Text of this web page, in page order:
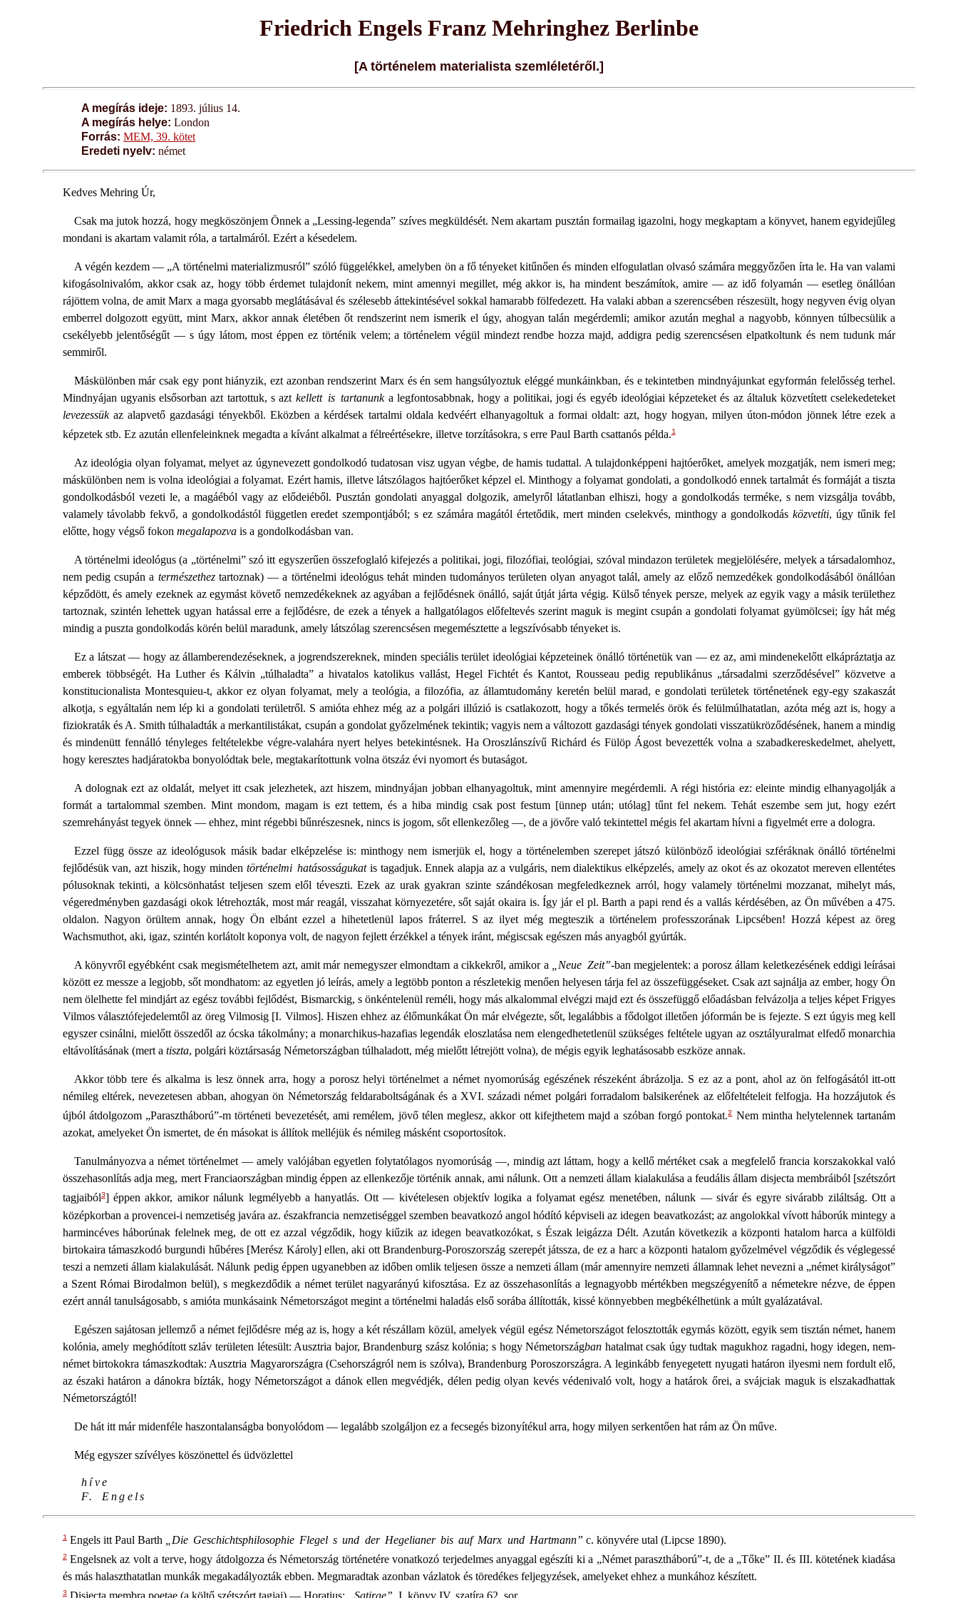
Friedrich Engels Franz Mehringhez Berlinbe
[A történelem materialista szemléletéről.]
A megírás ideje: 1893. július 14.
A megírás helye: London
Forrás: MEM, 39. kötet
Eredeti nyelv: német
Kedves Mehring Úr,
Csak ma jutok hozzá, hogy megköszönjem Önnek a „Lessing-legenda” szíves megküldését. Nem akartam pusztán formailag igazolni, hogy megkaptam a könyvet, hanem egyidejűleg
mondani is akartam valamit róla, a tartalmáról. Ezért a késedelem.
A végén kezdem — „A történelmi materializmusról” szóló függelékkel, amelyben ön a fő tényeket kitűnően és minden elfogulatlan olvasó számára meggyőzően írta le. Ha van valami
kifogásolnivalóm, akkor csak az, hogy több érdemet tulajdonít nekem, mint amennyi megillet, még akkor is, ha mindent beszámítok, amire — az idő folyamán — esetleg önállóan
rájöttem volna, de amit Marx a maga gyorsabb meglátásával és szélesebb áttekintésével sokkal hamarabb fölfedezett. Ha valaki abban a szerencsében részesült, hogy negyven évig olyan
emberrel dolgozott együtt, mint Marx, akkor annak életében őt rendszerint nem ismerik el úgy, ahogyan talán megérdemli; amikor azután meghal a nagyobb, könnyen túlbecsülik a
csekélyebb jelentőségűt — s úgy látom, most éppen ez történik velem; a történelem végül mindezt rendbe hozza majd, addigra pedig szerencsésen elpatkoltunk és nem tudunk már
semmiről.
Máskülönben már csak egy pont hiányzik, ezt azonban rendszerint Marx és én sem hangsúlyoztuk eléggé munkáinkban, és e tekintetben mindnyájunkat egyformán felelősség terhel.
Mindnyájan ugyanis elsősorban azt tartottuk, s azt kellett is tartanunka legfontosabbnak, hogy a politikai, jogi és egyéb ideológiai képzeteket és az általuk közvetített cselekedeteket
levezessükaz alapvető gazdasági tényekből. Eközben a kérdések tartalmi oldala kedvéért elhanyagoltuk a formai oldalt: azt, hogy hogyan, milyen úton-módon jönnek létre ezek a
képzetek stb. Ez azután ellenfeleinknek megadta a kívánt alkalmat a félreértésekre, illetve torzításokra, s erre Paul Barth csattanós példa.1
Az ideológia olyan folyamat, melyet az úgynevezett gondolkodó tudatosan visz ugyan végbe, de hamis tudattal. A tulajdonképpeni hajtóerőket, amelyek mozgatják, nem ismeri meg;
máskülönben nem is volna ideológiai a folyamat. Ezért hamis, illetve látszólagos hajtóerőket képzel el. Minthogy a folyamat gondolati, a gondolkodó ennek tartalmát és formáját a tiszta
gondolkodásból vezeti le, a magáéból vagy az elődeiéből. Pusztán gondolati anyaggal dolgozik, amelyről látatlanban elhiszi, hogy a gondolkodás terméke, s nem vizsgálja tovább,
valamely távolabb fekvő, a gondolkodástól független eredet szempontjából; s ez számára magától értetődik, mert minden cselekvés, minthogy a gondolkodás közvetíti, úgy tűnik fel
előtte, hogy végső fokon megalapozvais a gondolkodásban van.
A történelmi ideológus (a „történelmi” szó itt egyszerűen összefoglaló kifejezés a politikai, jogi, filozófiai, teológiai, szóval mindazon területek megjelölésére, melyek a társadalomhoz,
nem pedig csupán a természetheztartoznak) — a történelmi ideológus tehát minden tudományos területen olyan anyagot talál, amely az előző nemzedékek gondolkodásából önállóan
képződött, és amely ezeknek az egymást követő nemzedékeknek az agyában a fejlődésnek önálló, saját útját járta végig. Külső tények persze, melyek az egyik vagy a másik területhez
tartoznak, szintén lehettek ugyan hatással erre a fejlődésre, de ezek a tények a hallgatólagos előfeltevés szerint maguk is megint csupán a gondolati folyamat gyümölcsei; így hát még
mindig a puszta gondolkodás körén belül maradunk, amely látszólag szerencsésen megemésztette a legszívósabb tényeket is.
Ez a látszat — hogy az államberendezéseknek, a jogrendszereknek, minden speciális terület ideológiai képzeteinek önálló történetük van — ez az, ami mindenekelőtt elkápráztatja az
emberek többségét. Ha Luther és Kálvin „túlhaladta” a hivatalos katolikus vallást, Hegel Fichtét és Kantot, Rousseau pedig republikánus „társadalmi szerződésével” közvetve a
konstitucionalista Montesquieu-t, akkor ez olyan folyamat, mely a teológia, a filozófia, az államtudomány keretén belül marad, e gondolati területek történetének egy-egy szakaszát
alkotja, s egyáltalán nem lép ki a gondolati területről. S amióta ehhez még az a polgári illúzió is csatlakozott, hogy a tőkés termelés örök és felülmúlhatatlan, azóta még azt is, hogy a
fiziokraták és A. Smith túlhaladták a merkantilistákat, csupán a gondolat győzelmének tekintik; vagyis nem a változott gazdasági tények gondolati visszatükröződésének, hanem a mindig
és mindenütt fennálló tényleges feltételekbe végre-valahára nyert helyes betekintésnek. Ha Oroszlánszívű Richárd és Fülöp Ágost bevezették volna a szabadkereskedelmet, ahelyett,
hogy keresztes hadjáratokba bonyolódtak bele, megtakarítottunk volna ötszáz évi nyomort és butaságot.
A dolognak ezt az oldalát, melyet itt csak jelezhetek, azt hiszem, mindnyájan jobban elhanyagoltuk, mint amennyire megérdemli. A régi história ez: eleinte mindig elhanyagolják a
formát a tartalommal szemben. Mint mondom, magam is ezt tettem, és a hiba mindig csak post festum [ünnep után; utólag] tűnt fel nekem. Tehát eszembe sem jut, hogy ezért
szemrehányást tegyek önnek — ehhez, mint régebbi bűnrészesnek, nincs is jogom, sőt ellenkezőleg —, de a jövőre való tekintettel mégis fel akartam hívni a figyelmét erre a dologra.
Ezzel függ össze az ideológusok másik badar elképzelése is: minthogy nem ismerjük el, hogy a történelemben szerepet játszó különböző ideológiai szféráknak önálló történelmi
fejlődésük van, azt hiszik, hogy minden történelmi hatásosságukatis tagadjuk. Ennek alapja az a vulgáris, nem dialektikus elképzelés, amely az okot és az okozatot mereven ellentétes
pólusoknak tekinti, a kölcsönhatást teljesen szem elől téveszti. Ezek az urak gyakran szinte szándékosan megfeledkeznek arról, hogy valamely történelmi mozzanat, mihelyt más,
végeredményben gazdasági okok létrehozták, most már reagál, visszahat környezetére, sőt saját okaira is. Így jár el pl. Barth a papi rend és a vallás kérdésében, az Ön művében a 475.
oldalon. Nagyon örültem annak, hogy Ön elbánt ezzel a hihetetlenül lapos fráterrel. S az ilyet még megteszik a történelem professzorának Lipcsében! Hozzá képest az öreg
Wachsmuthot, aki, igaz, szintén korlátolt koponya volt, de nagyon fejlett érzékkel a tények iránt, mégiscsak egészen más anyagból gyúrták.
A könyvről egyébként csak megismételhetem azt, amit már nemegyszer elmondtam a cikkekről, amikor a „Neue Zeit”-ban megjelentek: a porosz állam keletkezésének eddigi leírásai
között ez messze a legjobb, sőt mondhatom: az egyetlen jó leírás, amely a legtöbb ponton a részletekig menően helyesen tárja fel az összefüggéseket. Csak azt sajnálja az ember, hogy Ön
nem ölelhette fel mindjárt az egész további fejlődést, Bismarckig, s önkéntelenül reméli, hogy más alkalommal elvégzi majd ezt és összefüggő előadásban felvázolja a teljes képet Frigyes
Vilmos választófejedelemtől az öreg Vilmosig [I. Vilmos]. Hiszen ehhez az élőmunkákat Ön már elvégezte, sőt, legalábbis a fődolgot illetően jóformán be is fejezte. S ezt úgyis meg kell
egyszer csinálni, mielőtt összedől az ócska tákolmány; a monarchikus-hazafias legendák eloszlatása nem elengedhetetlenül szükséges feltétele ugyan az osztályuralmat elfedő monarchia
eltávolításának (mert a tiszta, polgári köztársaság Németországban túlhaladott, még mielőtt létrejött volna), de mégis egyik leghatásosabb eszköze annak.
Akkor több tere és alkalma is lesz önnek arra, hogy a porosz helyi történelmet a német nyomorúság egészének részeként ábrázolja. S ez az a pont, ahol az ön felfogásától itt-ott
némileg eltérek, nevezetesen abban, ahogyan ön Németország feldaraboltságának és a XVI. századi német polgári forradalom balsikerének az előfeltételeit felfogja. Ha hozzájutok és
újból átdolgozom „Parasztháború”-m történeti bevezetését, ami remélem, jövő télen meglesz, akkor ott kifejthetem majd a szóban forgó pontokat.2Nem mintha helytelennek tartanám
azokat, amelyeket Ön ismertet, de én másokat is állítok melléjük és némileg másként csoportosítok.
Tanulmányozva a német történelmet — amely valójában egyetlen folytatólagos nyomorúság —, mindig azt láttam, hogy a kellő mértéket csak a megfelelő francia korszakokkal való
összehasonlítás adja meg, mert Franciaországban mindig éppen az ellenkezője történik annak, ami nálunk. Ott a nemzeti állam kialakulása a feudális állam disjecta membráiból [szétszórt
tagjaiból3] éppen akkor, amikor nálunk legmélyebb a hanyatlás. Ott — kivételesen objektív logika a folyamat egész menetében, nálunk — sivár és egyre sivárabb ziláltság. Ott a
középkorban a provencei-i nemzetiség javára az. északfrancia nemzetiséggel szemben beavatkozó angol hódító képviseli az idegen beavatkozást; az angolokkal vívott háborúk mintegy a
harmincéves háborúnak felelnek meg, de ott ez azzal végződik, hogy kiűzik az idegen beavatkozókat, s Észak leigázza Délt. Azután következik a központi hatalom harca a külföldi
birtokaira támaszkodó burgundi hűbéres [Merész Károly] ellen, aki ott Brandenburg-Poroszország szerepét játssza, de ez a harc a központi hatalom győzelmével végződik és véglegessé
teszi a nemzeti állam kialakulását. Nálunk pedig éppen ugyanebben az időben omlik teljesen össze a nemzeti állam (már amennyire nemzeti államnak lehet nevezni a „német királyságot”
a Szent Római Birodalmon belül), s megkezdődik a német terület nagyarányú kifosztása. Ez az összehasonlítás a legnagyobb mértékben megszégyenítő a németekre nézve, de éppen
ezért annál tanulságosabb, s amióta munkásaink Németországot megint a történelmi haladás első sorába állították, kissé könnyebben megbékélhetünk a múlt gyalázatával.
Egészen sajátosan jellemző a német fejlődésre még az is, hogy a két részállam közül, amelyek végül egész Németországot felosztották egymás között, egyik sem tisztán német, hanem
kolónia, amely meghódított szláv területen létesült: Ausztria bajor, Brandenburg szász kolónia; s hogy Németországban hatalmat csak úgy tudtak magukhoz ragadni, hogy idegen, nem-
német birtokokra támaszkodtak: Ausztria Magyarországra (Csehországról nem is szólva), Brandenburg Poroszországra. A leginkább fenyegetett nyugati határon ilyesmi nem fordult elő,
az északi határon a dánokra bízták, hogy Németországot a dánok ellen megvédjék, délen pedig olyan kevés védenivaló volt, hogy a határok őrei, a svájciak maguk is elszakadhattak
Németországtól!
De hát itt már midenféle haszontalanságba bonyolódom — legalább szolgáljon ez a fecsegés bizonyítékul arra, hogy milyen serkentően hat rám az Ön műve.
Még egyszer szívélyes köszönettel és üdvözlettel
híve
F. Engels
1Engels itt Paul Barth „Die Geschichtsphilosophie Flegel s und der Hegelianer bis auf Marx und Hartmann” c. könyvére utal (Lipcse 1890).
2Engelsnek az volt a terve, hogy átdolgozza és Németország történetére vonatkozó terjedelmes anyaggal egészíti ki a „Német parasztháború”-t, de a „Tőke” II. és III. kötetének kiadása
és más halaszthatatlan munkák megakadályozták ebben. Megmaradtak azonban vázlatok és töredékes feljegyzések, amelyeket ehhez a munkához készített.
3